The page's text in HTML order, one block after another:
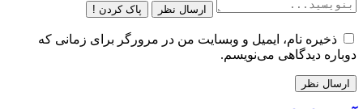
ارسال نظر پاک کردن !
ذخیره نام، ایمیل و وبسایت من در مرورگر برای زمانی که
دوباره دیدگاهی می‌نویسم.